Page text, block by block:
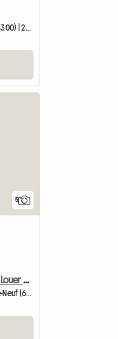
Gesamte Unterkunft | Saint-Louis (68300) | 25 M2
5
Chambre Meublée À Louer Chez L'habitant